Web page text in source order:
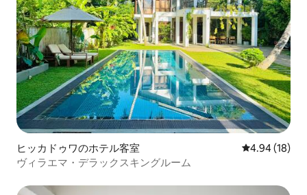
ヒッカドゥワのホテル客室 レビュー18
4.94 (18)
ヴィラエマ・デラックスキングルーム